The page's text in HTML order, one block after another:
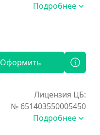
Подробнее
Оформить
Лицензия ЦБ:
№ 651403550005450
Подробнее